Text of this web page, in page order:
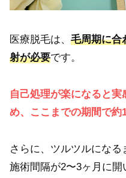
医療脱毛は、 毛周期に合
射が必要です。
自己処理が楽になると
め、ここまでの期間で約
さらに、ツルツルになる
施術間隔が2〜3ヶ月に